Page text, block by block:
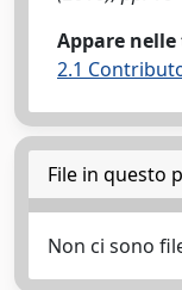
Appare
2.1
File in questo
Non ci sono